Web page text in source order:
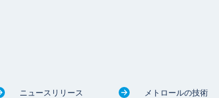
ニュースリリース メトロールの技術